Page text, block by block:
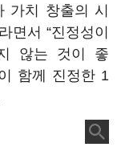
가치 창출의 시
면서 “진정성이
않는 것이 좋
함께 진정한 1